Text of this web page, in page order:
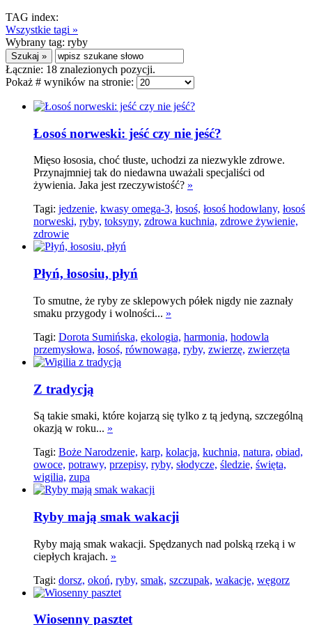
TAG index:
Wszystkie tagi »
Wybrany tag: ryby
Łącznie: 18 znalezionych pozycji.
Pokaż # wyników na stronie:
Łosoś norweski: jeść czy nie jeść?
Mięso łososia, choć tłuste, uchodzi za niezwykle zdrowe.
Przynajmniej tak do niedawna uważali specjaliści od
żywienia. Jaka jest rzeczywistość? »
Tagi: jedzenie, kwasy omega-3, łosoś, łosoś hodowlany, łosoś
norweski, ryby, toksyny, zdrowa kuchnia, zdrowe żywienie,
zdrowie
Płyń, łososiu, płyń
To smutne, że ryby ze sklepowych półek nigdy nie zaznały
smaku przygody i wolności... »
Tagi: Dorota Sumińska, ekologia, harmonia, hodowla
przemysłowa, łosoś, równowaga, ryby, zwierzę, zwierzęta
Z tradycją
Są takie smaki, które kojarzą się tylko z tą jedyną, szczególną
okazją w roku... »
Tagi: Boże Narodzenie, karp, kolacja, kuchnia, natura, obiad,
owoce, potrawy, przepisy, ryby, słodycze, śledzie, święta,
wigilia, zupa
Ryby mają smak wakacji
Ryby mają smak wakacji. Spędzanych nad polską rzeką i w
ciepłych krajach. »
Tagi: dorsz, okoń, ryby, smak, szczupak, wakacje, węgorz
Wiosenny pasztet